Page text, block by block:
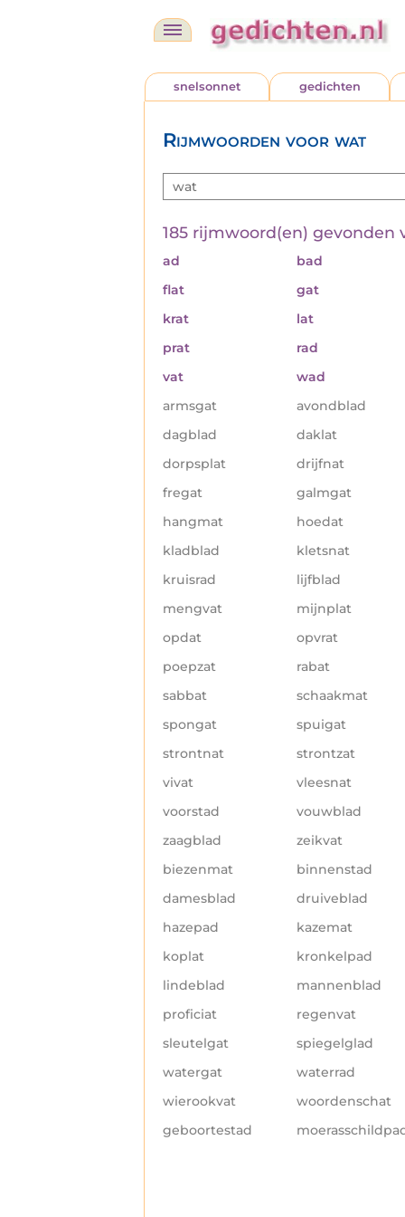
snelsonnet gedichten
Rijmwoorden voor wat
185 rijmwoord(en) gevonden
ad bad
flat
gat
krat
lat
prat
rad
vat
wad
armsgat
avondblad
dagblad
daklat
dorpsplat
drijfnat
fregat
galmgat
hangmat
hoedat
kladblad
kletsnat
kruisrad
lijfblad
mengvat
mijnplat
opdat
opvrat
poepzat
rabat
sabbat
schaakmat
spongat
spuigat
strontnat
strontzat
vivat
vleesnat
voorstad
vouwblad
zaagblad
zeikvat
biezenmat
binnenstad
damesblad
druiveblad
hazepad
kazemat
koplat
kronkelpad
lindeblad
mannenblad
proficiat
regenvat
sleutelgat
spiegelglad
watergat
waterrad
wierookvat
woordenschat
geboortestad